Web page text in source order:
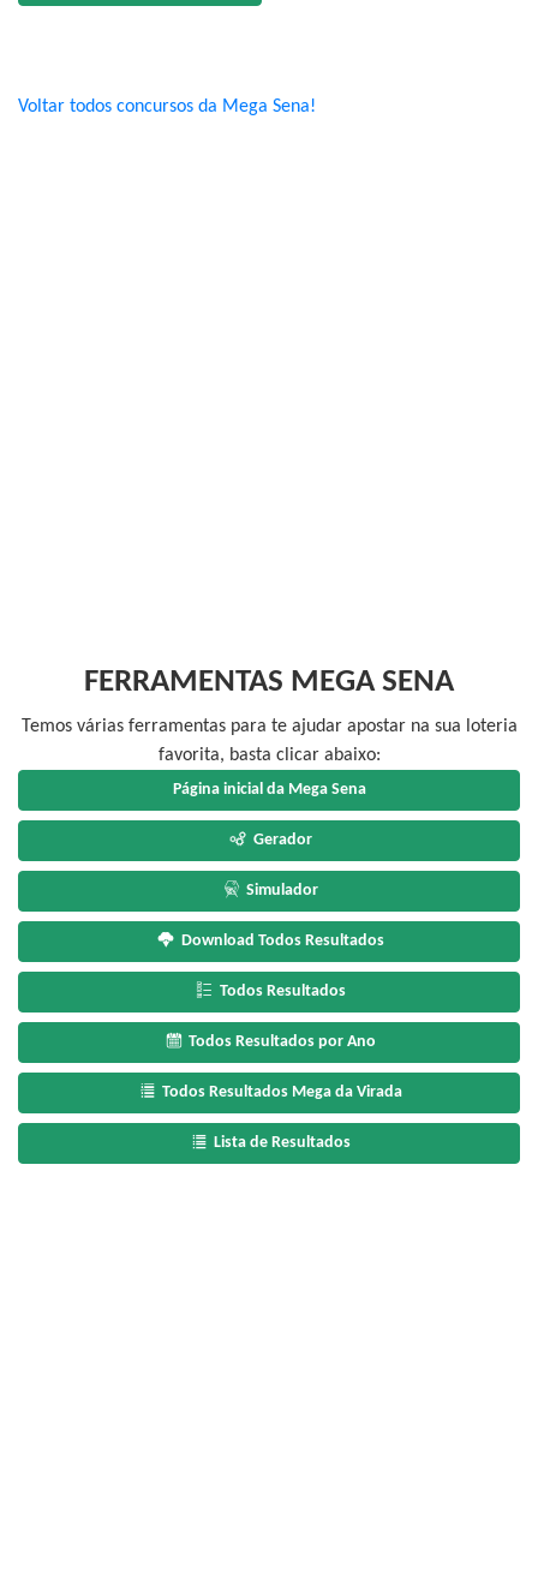
Voltar todos concursos da Mega Sena!
FERRAMENTAS MEGA SENA
Temos várias ferramentas para te ajudar apostar na sua loteria
favorita, basta clicar abaixo:
Página inicial da Mega Sena
Gerador
Simulador
Download Todos Resultados
Todos Resultados
Todos Resultados por Ano
Todos Resultados Mega da Virada
Lista de Resultados